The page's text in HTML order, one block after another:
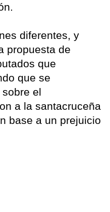
diferentes, y
propuesta de
que
que se
el
a la santacruceña
base a un prejuicio